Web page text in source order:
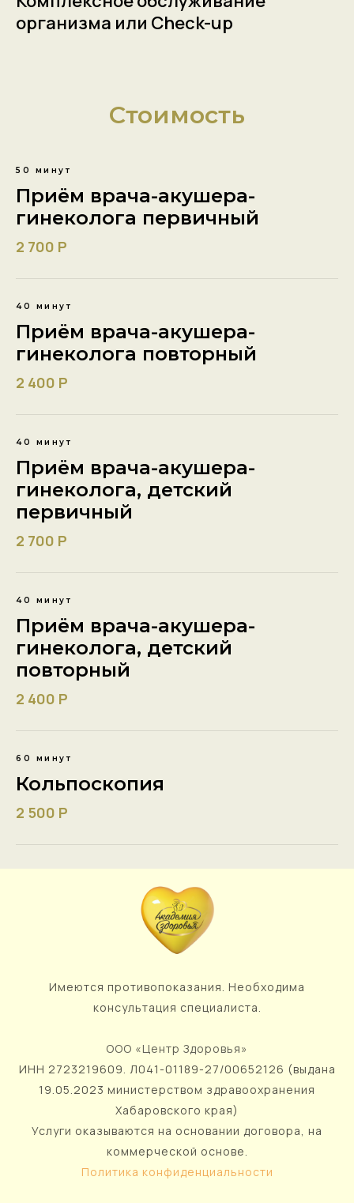
организма или Cheсk-up
Стоимость
50 минут
Приём врача-акушера-
гинеколога первичный
2 700 Р
40 минут
Приём врача-акушера-
гинеколога повторный
2 400 Р
40 минут
Приём врача-акушера-
гинеколога, детский
первичный
2 700 Р
40 минут
Приём врача-акушера-
гинеколога, детский
повторный
2 400 Р
60 минут
Кольпоскопия
2 500 Р
Имеются противопоказания. Необходима
консультация специалиста.
ООО «Центр Здоровья»
ИНН 2723219609. Л041-01189-27/00652126 (выдана
19.05.2023 министерством здравоохранения
Хабаровского края)
Услуги оказываются на основании договора, на
коммерческой основе.
Политика конфиденциальности